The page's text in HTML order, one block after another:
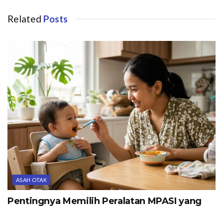
Related Posts
ASAH OTAK
Pentingnya Memilih Peralatan MPASI yang